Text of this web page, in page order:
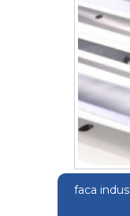
faca